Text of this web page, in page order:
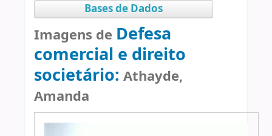
Bases de Dados
Imagens de Defesa
comercial e direito
societário: Athayde,
Amanda